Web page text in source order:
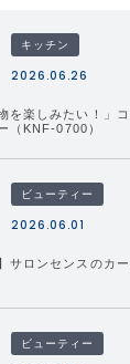
キッチン
2026.06.26
を楽しみたい！」
（KNF-0700）
ビューティー
2026.06.01
サロンセンスのカ
ビューティー